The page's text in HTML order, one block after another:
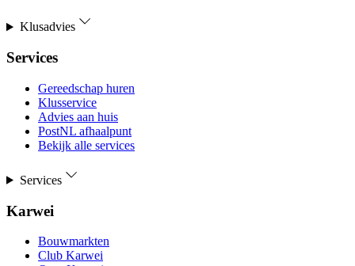
Klusadvies
Services
Gereedschap huren
Klusservice
Advies aan huis
PostNL afhaalpunt
Bekijk alle services
Services
Karwei
Bouwmarkten
Club Karwei